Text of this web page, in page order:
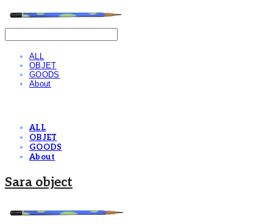
ALL
OBJET
GOODS
About
ALL
OBJET
GOODS
About
Sara object